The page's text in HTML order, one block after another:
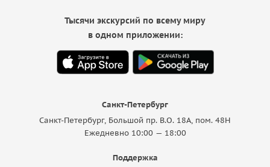
Санкт-Петербург
Санкт-Петербург, Большой пр. В.О. 18A, пом. 48Н
Ежедневно 10:00 — 18:00
Поддержка
Тысячи экскурсий по всему миру
в одном приложении: